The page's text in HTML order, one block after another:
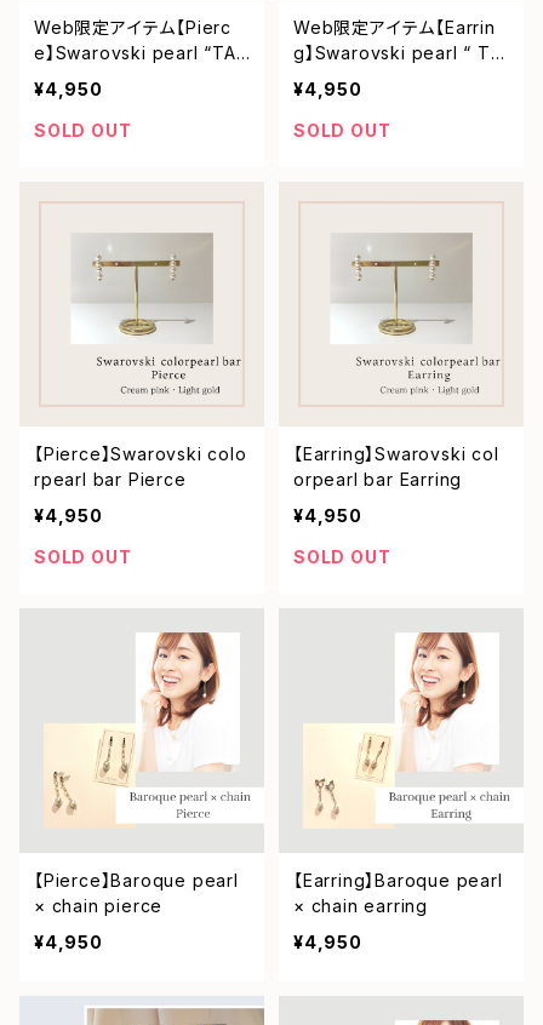
Web限定アイテム【Pierc
e】Swarovski pearl “TAT
E” bar Pierce
¥4,950
SOLD OUT
Web限定アイテム【Earrin
g】Swarovski pearl “ TA
TE” bar Earring
¥4,950
SOLD OUT
【Pierce】Swarovski colo
rpearl bar Pierce
¥4,950
SOLD OUT
【Earring】Swarovski col
orpearl bar Earring
¥4,950
SOLD OUT
【Pierce】Baroque pearl
× chain pierce
¥4,950
【Earring】Baroque pearl
× chain earring
¥4,950